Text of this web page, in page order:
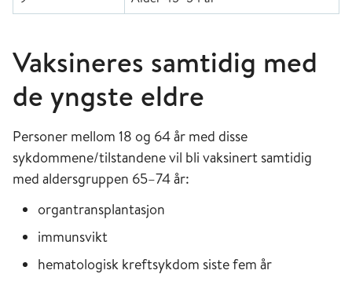
Vaksineres samtidig med
de yngste eldre
Personer mellom 18 og 64 år med disse
sykdommene/tilstandene vil bli vaksinert samtidig
med aldersgruppen 65–74 år:
organtransplantasjon
immunsvikt
hematologisk kreftsykdom siste fem år